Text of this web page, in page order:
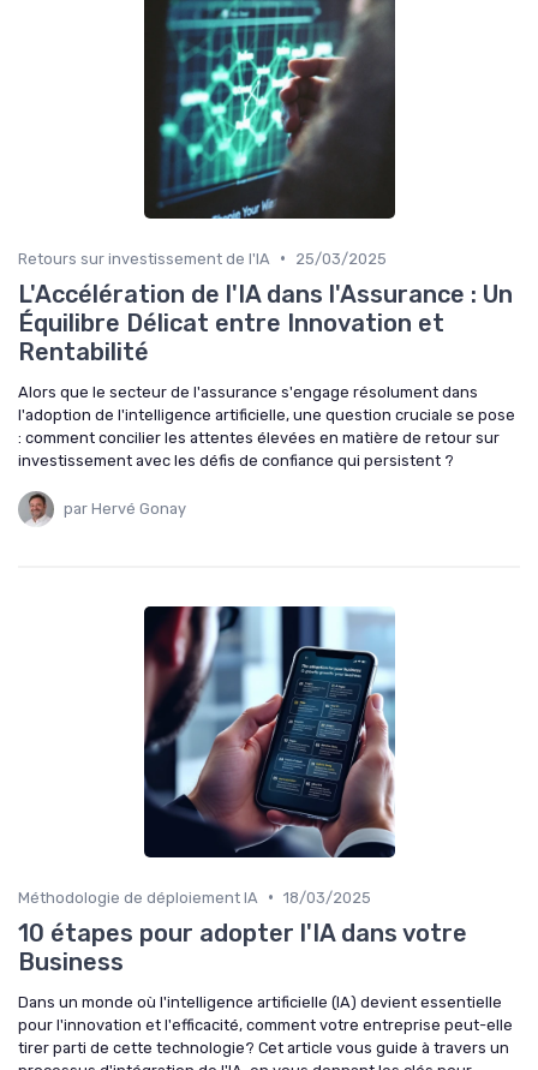
Retours sur investissement de l'IA • 25/03/2025
L'Accélération de l'IA dans l'Assurance : Un
Équilibre Délicat entre Innovation et
Rentabilité
Alors que le secteur de l'assurance s'engage résolument dans
l'adoption de l'intelligence artificielle, une question cruciale se pose
: comment concilier les attentes élevées en matière de retour sur
investissement avec les défis de confiance qui persistent ?
par Hervé Gonay
Méthodologie de déploiement IA • 18/03/2025
10 étapes pour adopter l'IA dans votre
Business
Dans un monde où l'intelligence artificielle (IA) devient essentielle
pour l'innovation et l'efficacité, comment votre entreprise peut-elle
tirer parti de cette technologie? Cet article vous guide à travers un